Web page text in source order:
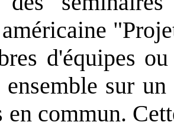
d'équipes
sur
en commun.